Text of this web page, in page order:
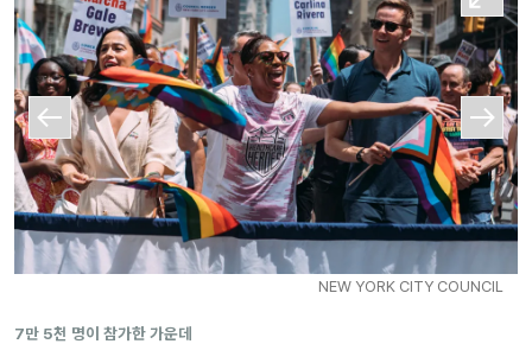
NEW YORK CITY COUNCIL
7만 5천 명이 참가한 가운데